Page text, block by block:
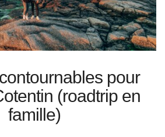
pour
(roadtrip en
famille)